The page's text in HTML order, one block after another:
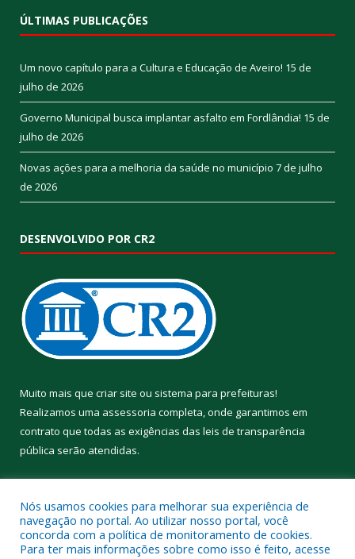
ÚLTIMAS PUBLICAÇÕES
Um novo capítulo para a Cultura e Educação de Aveiro! 15 de
julho de 2026
Governo Municipal busca implantar asfalto em Fordlândia! 15 de
julho de 2026
Novas ações para a melhoria da saúde no município 7 de julho
de 2026
DESENVOLVIDO POR CR2
Muito mais que criar site ou sistema para prefeituras!
Realizamos uma assessoria completa, onde garantimos em
contrato que todas as exigências das leis de transparência
pública serão atendidas.
Nós usamos cookies para melhorar sua experiência de
navegação no portal. Ao utilizar nosso portal, você
concorda com a política de monitoramento de cookies.
Para ter mais informações sobre como isso é feito, acesse